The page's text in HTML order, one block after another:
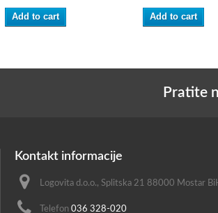
Add to cart Add to cart
Pratite
Kontakt informacije
Logovita d.o.o., Splitska 21 88000 Mostar
Telefon 036 328-020